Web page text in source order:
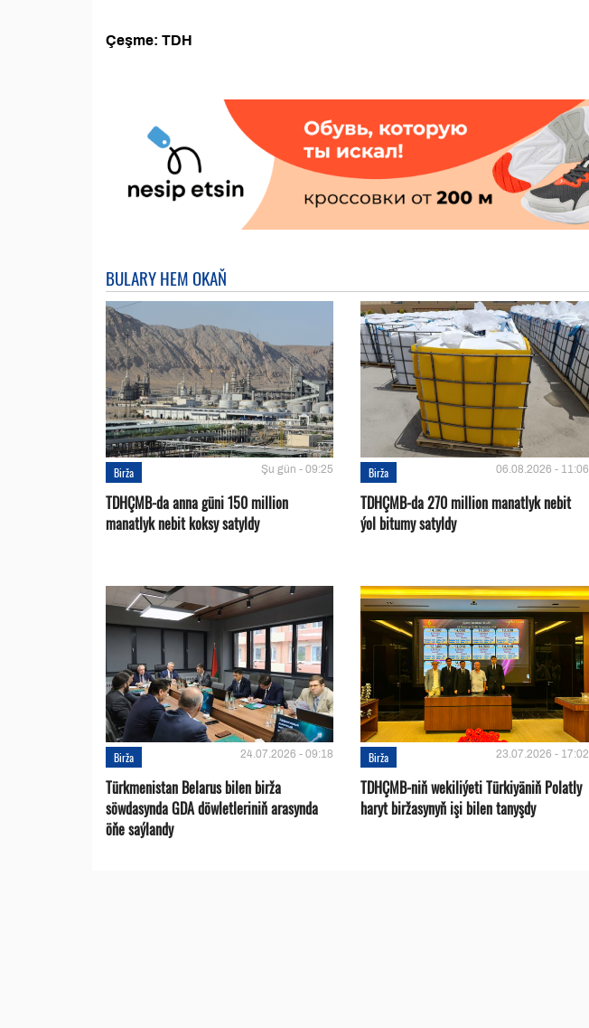
Çeşme: TDH
BULARY HEM OKAŇ
Birža Şu gün - 09:25
TDHÇMB-da anna güni 150 million
manatlyk nebit koksy satyldy
Birža 06.08.2026 - 11:06
TDHÇMB-da 270 million manatlyk nebit
ýol bitumy satyldy
Birža 24.07.2026 - 09:18
Türkmenistan Belarus bilen birža
söwdasynda GDA döwletleriniň arasynda
öňe saýlandy
Birža 23.07.2026 - 17:02
TDHÇMB-niň wekiliýeti Türkiyäniň Polatly
haryt biržasynyň işi bilen tanyşdy